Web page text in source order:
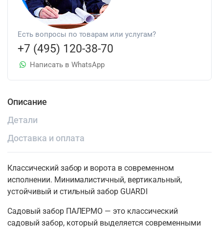
Есть вопросы по товарам или услугам?
+7 (495) 120-38-70
Написать в WhatsApp
Описание
Детали
Доставка и оплата
Классический забор и ворота в современном
исполнении. Минималистичный, вертикальный,
устойчивый и стильный забор GUARDI
Садовый забор ПАЛЕРМО — это классический
садовый забор, который выделяется современными